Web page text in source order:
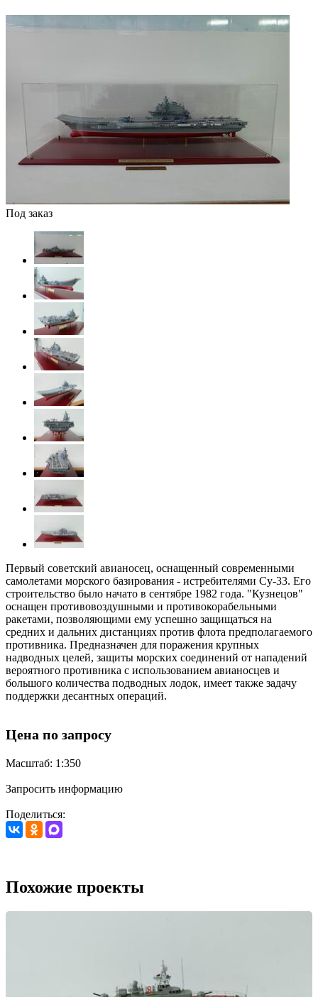
Под заказ
Первый советский авианосец, оснащенный современными
самолетами морского базирования - истребителями Су-33. Его
строительство было начато в сентябре 1982 года. "Кузнецов"
оснащен противовоздушными и противокорабельными
ракетами, позволяющими ему успешно защищаться на
средних и дальних дистанциях против флота предполагаемого
противника. Предназначен для поражения крупных
надводных целей, защиты морских соединений от нападений
вероятного противника с использованием авианосцев и
большого количества подводных лодок, имеет также задачу
поддержки десантных операций.
Цена по запросу
Масштаб: 1:350
Запросить информацию
Поделиться:
Похожие проекты